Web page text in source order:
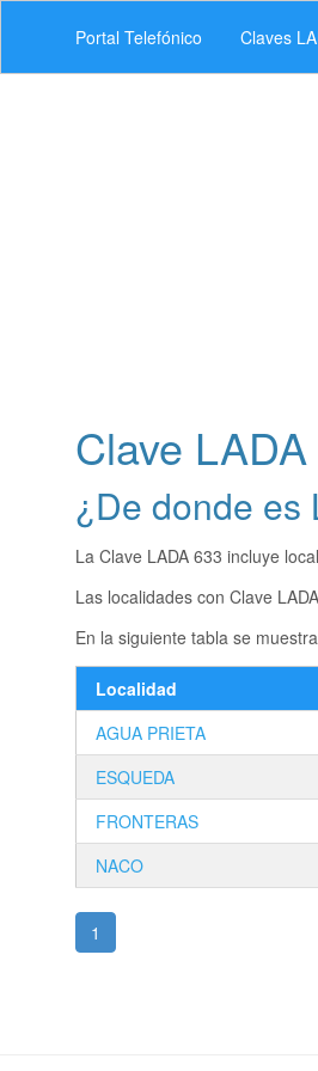
Portal Telefónico Claves
Clave
¿De donde es
La Clave LADA 633 incluye
Las localidades con Clave
En la siguiente tabla se
Localidad
AGUA PRIETA
ESQUEDA
FRONTERAS
NACO
1